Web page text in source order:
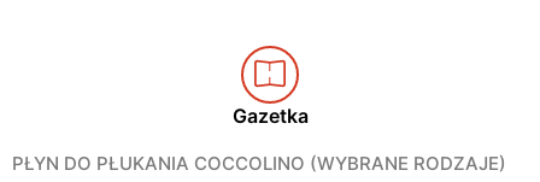
Gazetka
PŁYN DO PŁUKANIA COCCOLINO (WYBRANE RODZAJE)